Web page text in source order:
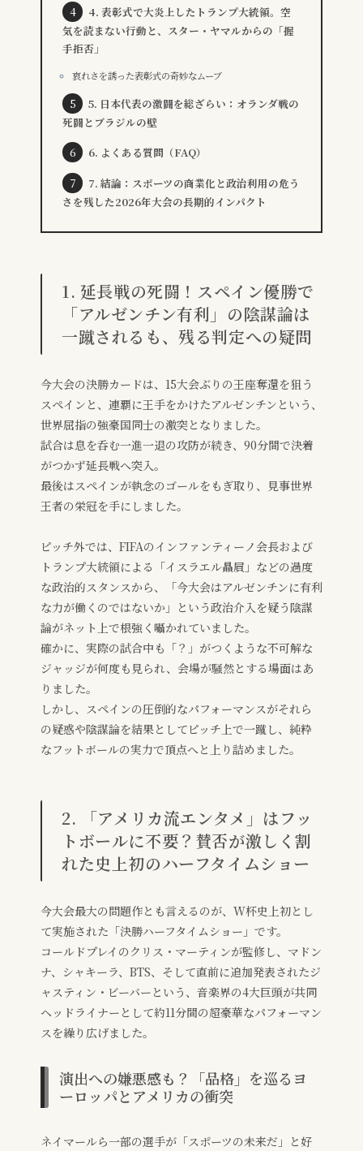
4. 表彰式で大炎上したトランプ大統領。空
気を読まない行動と、スター・ヤマルからの「握
手拒否」
哀れさを誘った表彰式の奇妙なムーブ
5. 日本代表の激闘を総ざらい：オランダ戦の
死闘とブラジルの壁
6. よくある質問（FAQ）
7. 結論：スポーツの商業化と政治利用の危う
さを残した2026年大会の長期的インパクト
1. 延長戦の死闘！スペイン優勝で
「アルゼンチン有利」の陰謀論は
一蹴されるも、残る判定への疑問
今大会の決勝カードは、15大会ぶりの王座奪還を狙う
スペインと、連覇に王手をかけたアルゼンチンという、
世界屈指の強豪国同士の激突となりました。
試合は息を呑む一進一退の攻防が続き、90分間で決着
がつかず延長戦へ突入。
最後はスペインが執念のゴールをもぎ取り、見事世界
王者の栄冠を手にしました。
ピッチ外では、FIFAのインファンティーノ会長および
トランプ大統領による「イスラエル贔屓」などの過度
な政治的スタンスから、「今大会はアルゼンチンに有利
な力が働くのではないか」という政治介入を疑う陰謀
論がネット上で根強く囁かれていました。
確かに、実際の試合中も「？」がつくような不可解な
ジャッジが何度も見られ、会場が騒然とする場面はあ
りました。
しかし、スペインの圧倒的なパフォーマンスがそれら
の疑惑や陰謀論を結果としてピッチ上で一蹴し、純粋
なフットボールの実力で頂点へと上り詰めました。
2. 「アメリカ流エンタメ」はフッ
トボールに不要？賛否が激しく割
れた史上初のハーフタイムショー
今大会最大の問題作とも言えるのが、W杯史上初とし
て実施された「決勝ハーフタイムショー」です。
コールドプレイのクリス・マーティンが監修し、マドン
ナ、シャキーラ、BTS、そして直前に追加発表されたジ
ャスティン・ビーバーという、音楽界の4大巨頭が共同
ヘッドライナーとして約11分間の超豪華なパフォーマン
スを繰り広げました。
演出への嫌悪感も？「品格」を巡るヨ
ーロッパとアメリカの衝突
ネイマールら一部の選手が「スポーツの未来だ」と好